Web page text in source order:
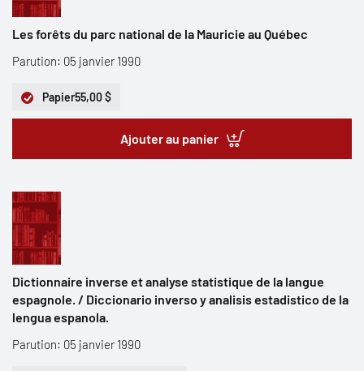
Les forêts du parc national de la Mauricie au Québec
Parution: 05 janvier 1990
Papier55,00 $
Ajouter au panier
Dictionnaire inverse et analyse statistique de la langue
espagnole. / Diccionario inverso y analisis estadistico de la
lengua espanola.
Parution: 05 janvier 1990